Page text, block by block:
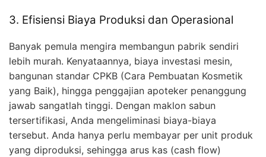
3. Efisiensi Biaya Produksi dan Operasional
Banyak pemula mengira membangun pabrik sendiri
lebih murah. Kenyataannya, biaya investasi mesin,
bangunan standar CPKB (Cara Pembuatan Kosmetik
yang Baik), hingga penggajian apoteker penanggung
jawab sangatlah tinggi. Dengan maklon sabun
tersertifikasi, Anda mengeliminasi biaya-biaya
tersebut. Anda hanya perlu membayar per unit produk
yang diproduksi, sehingga arus kas (cash flow)